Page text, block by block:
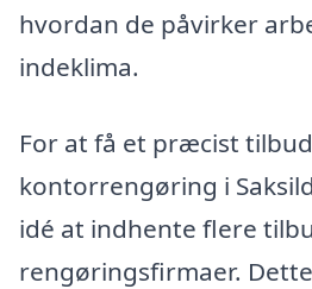
hvordan de påvirker
indeklima.
For at få et præcist
kontorrengøring i
idé at indhente flere
rengøringsfirmaer.